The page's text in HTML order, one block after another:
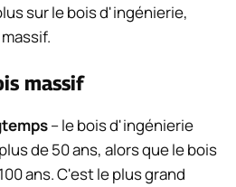
sur le bois d'ingénierie,
massif
– le bois d'ingénierie
de 50 ans, alors que le bois
ans. C'est le plus grand